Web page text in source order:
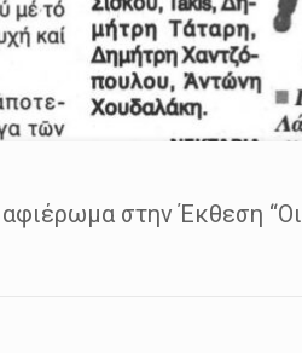
στην Έκθεση “Οι